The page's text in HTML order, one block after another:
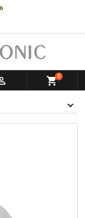
shopping_cart0